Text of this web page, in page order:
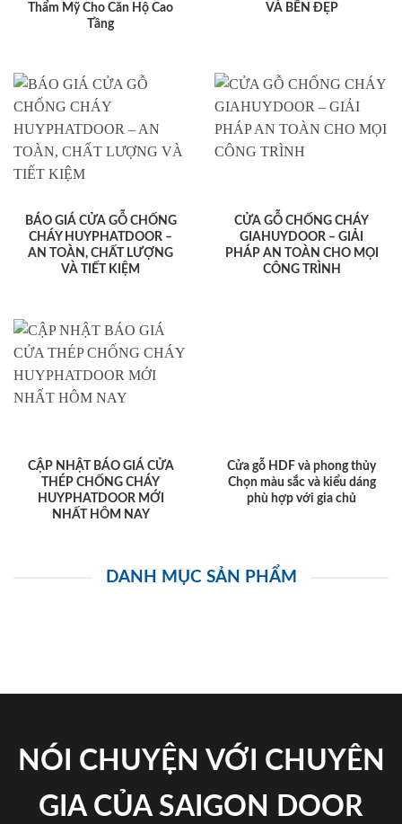
Thẩm Mỹ Cho Căn Hộ Cao
Tầng
VÀ BỀN ĐẸP
BÁO GIÁ CỬA GỖ CHỐNG
CHÁY HUYPHATDOOR –
AN TOÀN, CHẤT LƯỢNG
VÀ TIẾT KIỆM
CỬA GỖ CHỐNG CHÁY
GIAHUYDOOR – GIẢI
PHÁP AN TOÀN CHO MỌI
CÔNG TRÌNH
CẬP NHẬT BÁO GIÁ CỬA
THÉP CHỐNG CHÁY
HUYPHATDOOR MỚI
NHẤT HÔM NAY
Cửa gỗ HDF và phong thủy
Chọn màu sắc và kiểu dáng
phù hợp với gia chủ
DANH MỤC SẢN PHẨM
NÓI CHUYỆN VỚI CHUYÊN
GIA CỦA SAIGON DOOR